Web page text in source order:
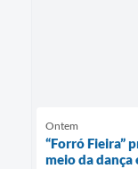
Ontem
“Forró Fieira”
meio da dança